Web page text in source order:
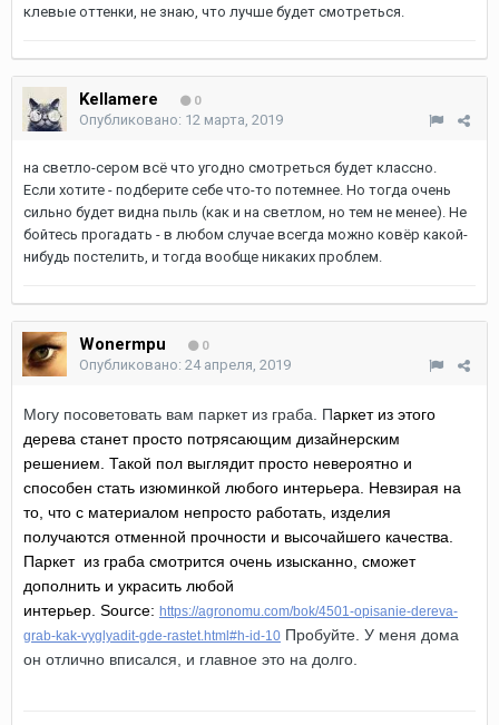
клевые оттенки, не знаю, что лучше будет смотреться.
Kellamere 0
Опубликовано: 12 марта, 2019
на светло-сером всё что угодно смотреться будет классно.
Если хотите - подберите себе что-то потемнее. Но тогда очень
сильно будет видна пыль (как и на светлом, но тем не менее). Не
бойтесь прогадать - в любом случае всегда можно ковёр какой-
нибудь постелить, и тогда вообще никаких проблем.
Wonermpu 0
Опубликовано: 24 апреля, 2019
Могу посоветовать вам паркет из граба. Паркет из этого
дерева станет просто потрясающим дизайнерским
решением. Такой пол выглядит просто невероятно и
способен стать изюминкой любого интерьера. Невзирая на
то, что с материалом непросто работать, изделия
получаются отменной прочности и высочайшего качества.
Паркет из граба смотрится очень изысканно, сможет
дополнить и украсить любой
интерьер. Source: https://agronomu.com/bok/4501-opisanie-dereva-
grab-kak-vyglyadit-gde-rastet.html#h-id-10 Пробуйте. У меня дома
он отлично вписался, и главное это на долго.